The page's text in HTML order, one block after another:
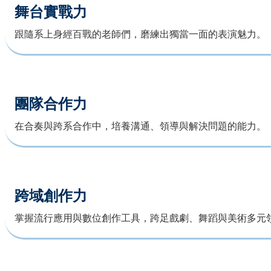
舞台實戰力
跟隨系上身經百戰的老師們，磨練出獨當一面的表演魅力。
團隊合作力
在合奏與跨系合作中，培養溝通、領導與解決問題的能力。
跨域創作力
掌握流行應用與數位創作工具，跨足戲劇、舞蹈與美術多元